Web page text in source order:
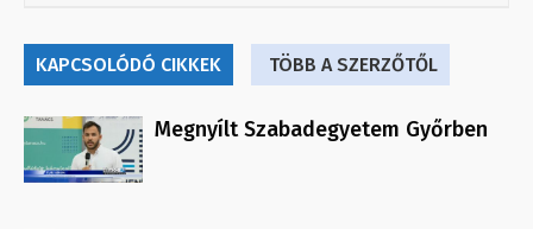
KAPCSOLÓDÓ CIKKEK TÖBB A SZERZŐTŐL
Megnyílt Szabadegyetem Győrben